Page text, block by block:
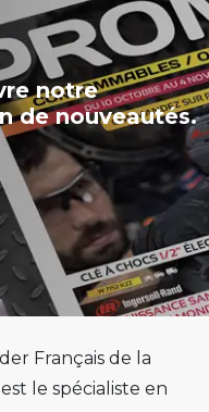
notre
de nouveautés.
Français de la
le spécialiste en